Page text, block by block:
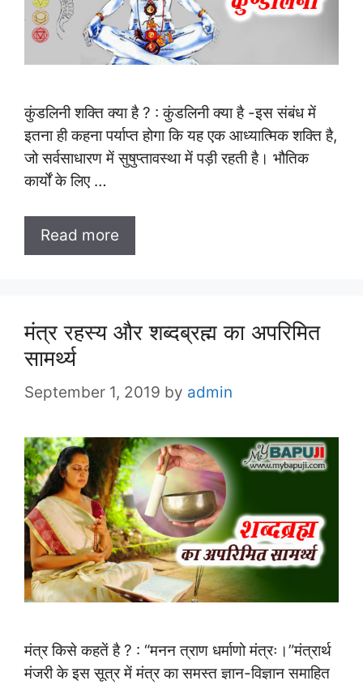
कुंडलिनी शक्ति क्या है ? : कुंडलिनी क्या है -इस संबंध में
इतना ही कहना पर्याप्त होगा कि यह एक आध्यात्मिक शक्ति है,
जो सर्वसाधारण में सुषुप्तावस्था में पड़ी रहती है। भौतिक
कार्यों के लिए …
Read more
मंत्र रहस्य और शब्दब्रह्म का अपरिमित
सामर्थ्य
September 1, 2019 by admin
मंत्र किसे कहतें है ? : “मनन त्राण धर्माणो मंत्रः।”मंत्रार्थ
मंजरी के इस सूत्र में मंत्र का समस्त ज्ञान-विज्ञान समाहित